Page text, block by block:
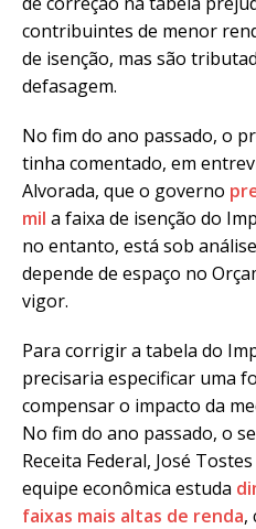
contribuintes de menor
de isenção, mas são
defasagem.
No fim do ano passado, o
tinha comentado, em
Alvorada, que o governo
mil a faixa de isenção do
no entanto, está sob
depende de espaço no
vigor.
Para corrigir a tabela do
precisaria especificar uma
compensar o impacto da
No fim do ano passado, o
Receita Federal, José
equipe econômica estuda
faixas mais altas de renda,